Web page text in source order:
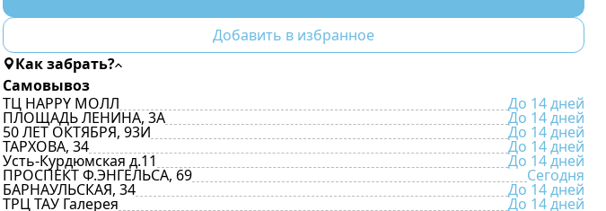
Добавить в избранное
Как забрать?
Самовывоз
ТЦ HAPPY МОЛЛ
До 14 дней
ПЛОЩАДЬ ЛЕНИНА, 3А До 14 дней
50 ЛЕТ ОКТЯБРЯ, 93И До 14 дней
ТАРХОВА, 34 До 14 дней
Усть-Курдюмская д.11 До 14 дней
ПРОСПЕКТ Ф.ЭНГЕЛЬСА, 69 Сегодня
БАРНАУЛЬСКАЯ, 34 До 14 дней
ТРЦ ТАУ Галерея
До 14 дней